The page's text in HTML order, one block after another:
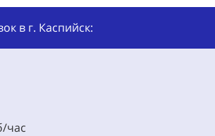
в г. Каспийск:
час